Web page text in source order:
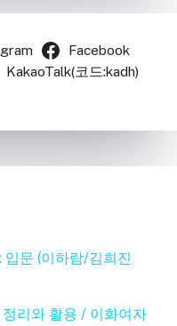
Facebook
KakaoTalk(코드:kadh)
문 (이하람/김희진
리와 활용 / 이화여자